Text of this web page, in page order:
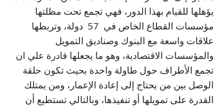
يؤهلها للقيام بهذا الدور، فهي تجمع تحت مظلتها
مؤسسات القطاع الخاص في 57 دولة، وتربطها
علاقات واسعة مع البنوك وصناديق التمويل
والمؤسسات الاقتصادية، وهو ما يجعلها قادرة علي ان
تجمع الأطراف حول طاولة واحدة بحيث تكون حلقة
الوصل بين من يحتاج إلى إعادة الإعمار، ومن يمتلك
القدرة على تمويلها أو تنفيذها، وبالتالي تستطيع أن